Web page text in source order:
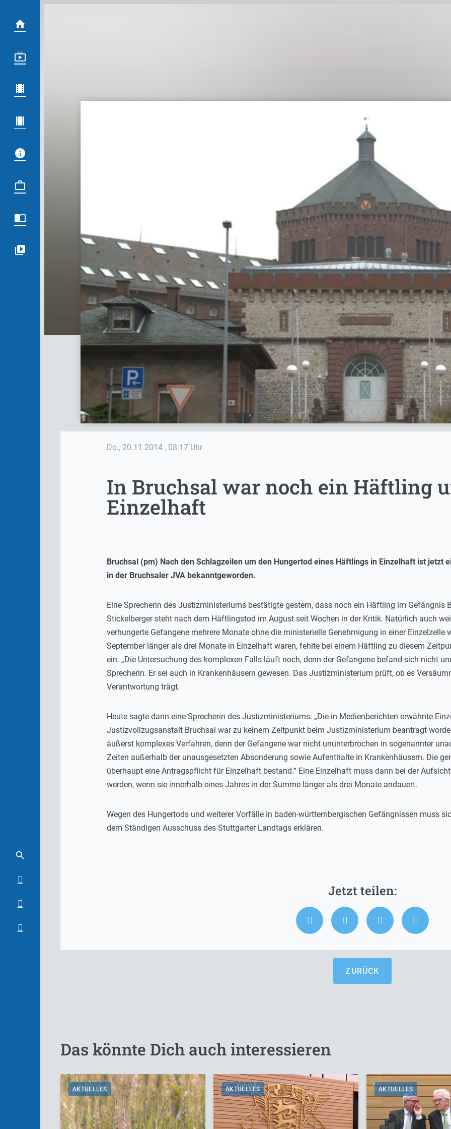
Do., 20.11.2014 , 08:17 Uhr
In Bruchsal war noch ein Häftling
Einzelhaft
Bruchsal (pm) Nach den Schlagzeilen um den Hungertod eines Häftlings in Einzelhaft ist jetzt
in der Bruchsaler JVA bekanntgeworden.
Eine Sprecherin des Justizministeriums bestätigte gestern, dass noch ein Häftling im Gefängnis
Stickelberger steht nach dem Häftlingstod im August seit Wochen in der Kritik. Natürlich auch
verhungerte Gefangene mehrere Monate ohne die ministerielle Genehmigung in einer Einzelzelle
September länger als drei Monate in Einzelhaft waren, fehlte bei einem Häftling zu diesem
ein. „Die Untersuchung des komplexen Falls läuft noch, denn der Gefangene befand sich nicht
Sprecherin. Er sei auch in Krankenhäusern gewesen. Das Justizministerium prüft, ob es
Verantwortung trägt.
Heute sagte dann eine Sprecherin des Justizministeriums: „Die in Medienberichten erwähnte
Justizvollzugsanstalt Bruchsal war zu keinem Zeitpunkt beim Justizministerium beantragt
äußerst komplexes Verfahren, denn der Gefangene war nicht ununterbrochen in sogenannter
Zeiten außerhalb der unausgesetzten Absonderung sowie Aufenthalte in Krankenhäusern. Die
überhaupt eine Antragspflicht für Einzelhaft bestand.“ Eine Einzelhaft muss dann bei der
werden, wenn sie innerhalb eines Jahres in der Summe länger als drei Monate andauert.
Wegen des Hungertods und weiterer Vorfälle in baden-württembergischen Gefängnissen muss
dem Ständigen Ausschuss des Stuttgarter Landtags erklären.
ZURÜCK
Das könnte Dich auch interessieren
AKTUELLES AKTUELLES AKTUELLES